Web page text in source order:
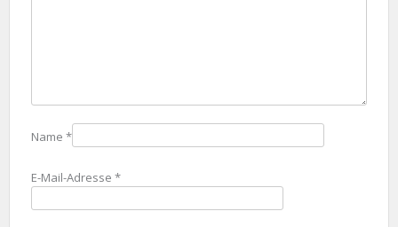
Name *
E-Mail-Adresse *